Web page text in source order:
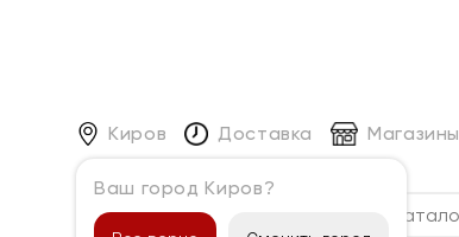
Киров
Ваш город Киров?
Доставка Магазины
Каталог